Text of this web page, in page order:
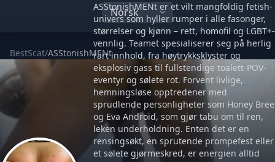
BestScat/ASStonishMENt
ASStonishMENt er et vilt mangfoldig fetish-
univers som hyller rumper i alle fasonger,
størrelser og kjønn – rett, homofil og LGBT+-
vennlig. Teamet spesialiserer seg på herlig
rart innhold, fra høytrykksklyster og
eksplosiv gass til fullstendige toalett-POV-
eventyr og sølete rot. Forvent livlige,
hemningsløse opptredener med
sprudlende personligheter som Honey Bree
og Eva Android, som gjør tabu om til ren,
leken underholdning. Enten det er en
rensingsøkt, en sprutende prompefest eller
et sølete gjørmeskred, er energien alltid